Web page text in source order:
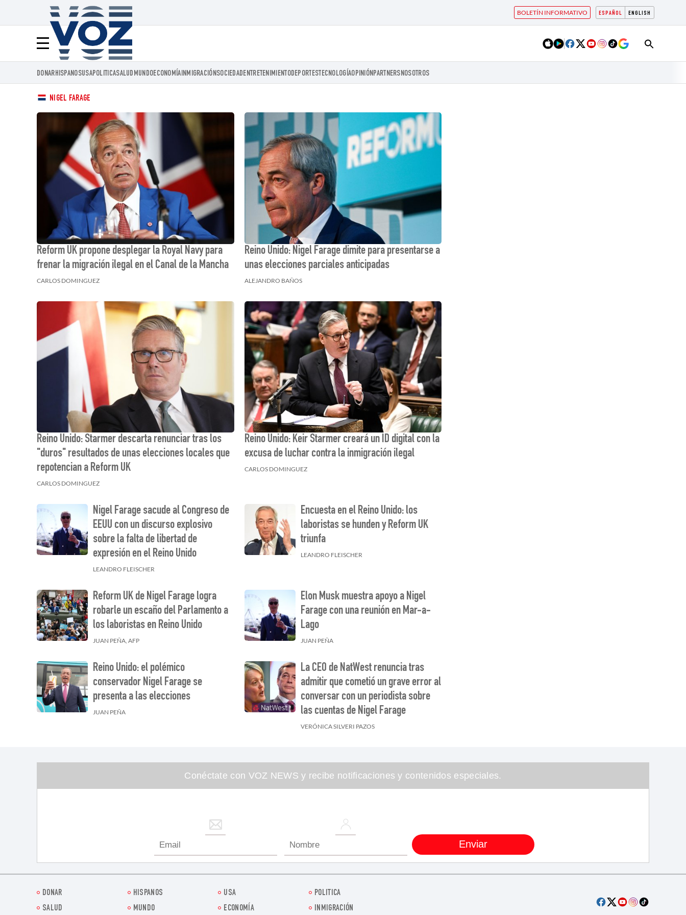
ESPAÑOL ENGLISH
BOLETÍN INFORMATIVO
Menú
Voz.us
DONARHISPANOSUSAPOLITICASALUD MUNDOECONOMÍAINMIGRACIÓNSOCIEDADENTRETENIMIENTODEPORTESTECNOLOGÍAOPINIÓNPARTNERSNOSOTROS
NIGEL FARAGE
Reform UK propone desplegar la Royal Navy para
frenar la migración ilegal en el Canal de la Mancha
CARLOS DOMINGUEZ
Reino Unido: Nigel Farage dimite para presentarse a
unas elecciones parciales anticipadas
ALEJANDRO BAÑOS
Reino Unido: Starmer descarta renunciar tras los
"duros" resultados de unas elecciones locales que
repotencian a Reform UK
CARLOS DOMINGUEZ
Reino Unido: Keir Starmer creará un ID digital con la
excusa de luchar contra la inmigración ilegal
CARLOS DOMINGUEZ
Nigel Farage sacude al Congreso de
EEUU con un discurso explosivo
sobre la falta de libertad de
expresión en el Reino Unido
LEANDRO FLEISCHER
Encuesta en el Reino Unido: los
laboristas se hunden y Reform UK
triunfa
LEANDRO FLEISCHER
Reform UK de Nigel Farage logra
robarle un escaño del Parlamento a
los laboristas en Reino Unido
JUAN PEÑA, AFP
Elon Musk muestra apoyo a Nigel
Farage con una reunión en Mar-a-
Lago
JUAN PEÑA
Reino Unido: el polémico
conservador Nigel Farage se
presenta a las elecciones
JUAN PEÑA
La CEO de NatWest renuncia tras
admitir que cometió un grave error al
conversar con un periodista sobre
las cuentas de Nigel Farage
VERÓNICA SILVERI PAZOS
Conéctate con VOZ NEWS y recibe notificaciones y contenidos especiales.
DONAR HISPANOS USA
POLITICA
SALUD
MUNDO ECONOMÍA INMIGRACIÓN